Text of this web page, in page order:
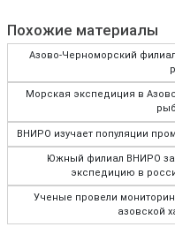
Похожие материалы
Азово-Черноморский
Морская экспедиция в
ВНИРО изучает популяции
Южный филиал ВНИРО
экспедицию в
Ученые провели
азовской